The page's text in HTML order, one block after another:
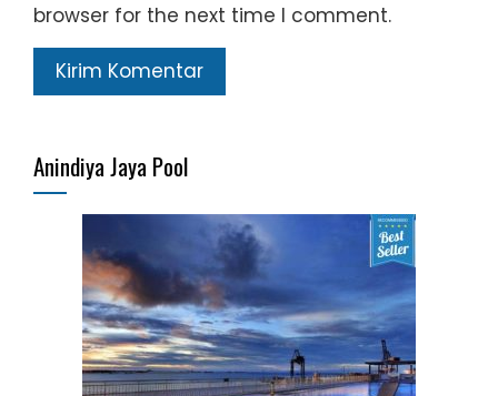
browser for the next time I comment.
Anindiya Jaya Pool